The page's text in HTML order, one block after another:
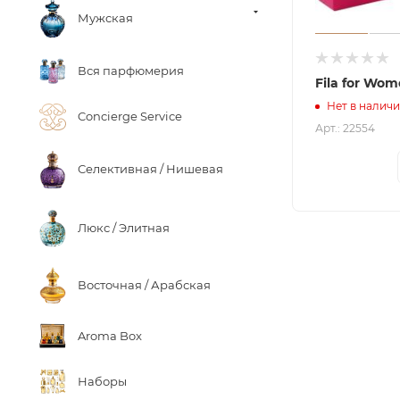
Fila for
Нет в
Арт.: 22554
Мужская
Вся парфюмерия
Concierge Service
Селективная / Нишевая
Люкс / Элитная
Восточная / Арабская
Aroma Box
Наборы